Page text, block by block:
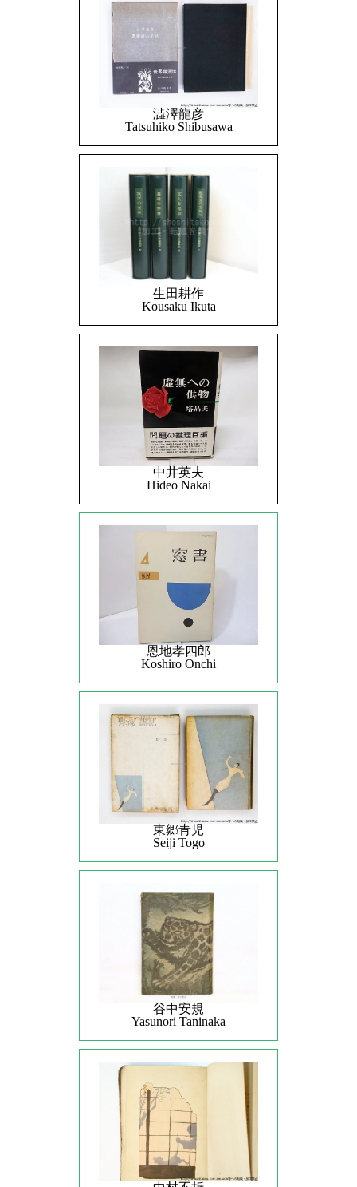
澁澤龍彦
Tatsuhiko Shibusawa
生田耕作
Kousaku Ikuta
中井英夫
Hideo Nakai
恩地孝四郎
Koshiro Onchi
東郷青児
Seiji Togo
谷中安規
Yasunori Taninaka